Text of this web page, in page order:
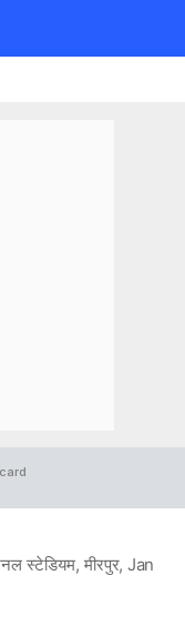
स्टेडियम, मीरपुर, Jan